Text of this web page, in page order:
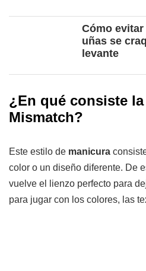
Cómo
uñas se
levante
¿En qué consiste
Mismatch?
Este estilo de manicura
color o un diseño diferente. De
vuelve el lienzo perfecto para
para jugar con los colores, las